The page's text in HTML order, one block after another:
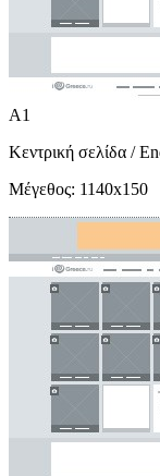
A1
Κεντρική σελίδα /
Μέγεθος: 1140x150